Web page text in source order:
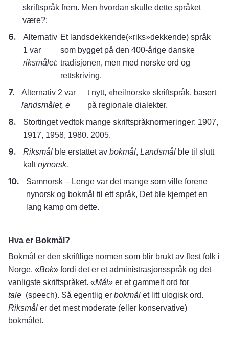
skriftspråk frem. Men hvordan skulle dette språket
være?:
Alternativ
1 var
riksmålet:
Et landsdekkende(«riks»dekkende) språk
som bygget på den 400-årige danske
tradisjonen, men med norske ord og
rettskriving.
Alternativ 2 var
landsmålet, e
t nytt, «heilnorsk» skriftspråk, basert
på regionale dialekter.
Stortinget vedtok mange skriftspråknormeringer: 1907,
1917, 1958, 1980. 2005.
Riksmål ble erstattet avbokmål, Landsmålble til slutt
kaltnynorsk.
Samnorsk – Lenge var det mange som ville forene
nynorsk og bokmål til ett språk, Det ble kjempet en
lang kamp om dette.
Hva er Bokmål?
Bokmål er den skriftlige normen som blir brukt av flest folk i
Norge. «Bok» fordi det er et administrasjonsspråk og det
vanligste skriftspråket. «Mål» er et gammelt ord for
tale (speech). Så egentlig er bokmål et litt ulogisk ord.
Riksmål er det mest moderate (eller konservative)
bokmålet.